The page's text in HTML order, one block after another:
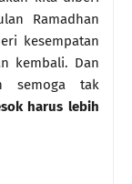
Ramadhan
kesempatan
kembali. Dan
semoga tak
harus lebih